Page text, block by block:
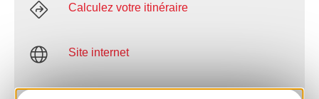
Calculez votre itinéraire
Site internet